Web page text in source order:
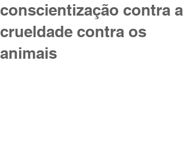
conscientização contra a
crueldade contra os
animais